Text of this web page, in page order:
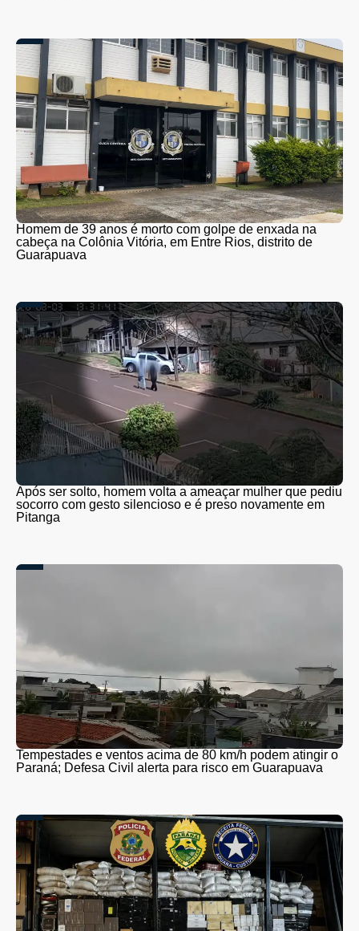
Homem de 39 anos é morto com golpe de enxada na
cabeça na Colônia Vitória, em Entre Rios, distrito de
Guarapuava
Após ser solto, homem volta a ameaçar mulher que pediu
socorro com gesto silencioso e é preso novamente em
Pitanga
Tempestades e ventos acima de 80 km/h podem atingir o
Paraná; Defesa Civil alerta para risco em Guarapuava